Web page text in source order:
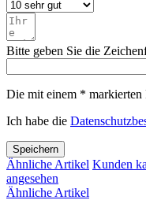
Bitte geben Sie die
Die mit einem * markierten
Ich habe die
Speichern
Ähnliche Artikel Kunden
angesehen
Ähnliche Artikel